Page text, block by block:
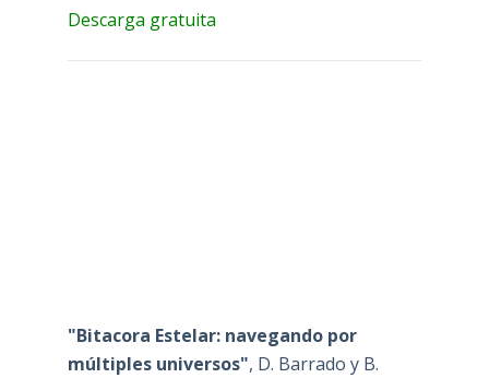
Descarga gratuita
"Bitacora Estelar: navegando por
múltiples universos", D. Barrado y B.